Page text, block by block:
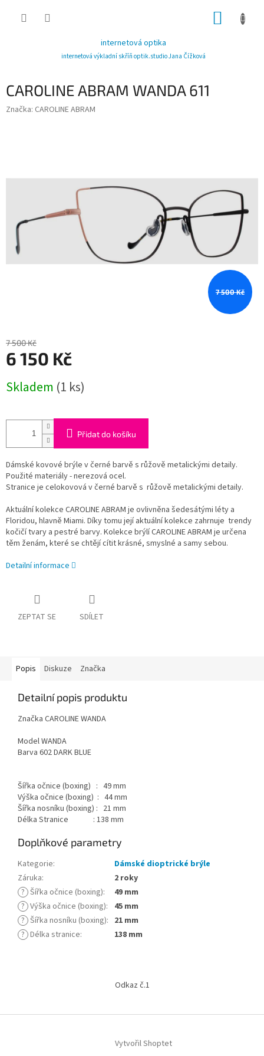
internetová optika
internetová výkladní skříň optik.studio Jana Čížková
CAROLINE ABRAM WANDA 611
Značka: CAROLINE ABRAM
7 500 Kč
7 500 Kč
6 150 Kč
cena:
Skladem (1 ks)
Přidat do košíku
Dámské kovové brýle v černé barvě s růžově metalickými detaily.
Použité materiály - nerezová ocel.
Stranice je celokovová v černé barvě s růžově metalickými detaily.
Aktuální kolekce CAROLINE ABRAM je ovlivněna šedesátými léty a
Floridou, hlavně Miami. Díky tomu její aktuální kolekce zahrnuje trendy
kočičí tvary a pestré barvy. Kolekce brýlí CAROLINE ABRAM je určena
těm ženám, které se chtějí cítit krásné, smyslné a samy sebou.
Detailní informace
ZEPTAT SE SDÍLET
Popis Diskuze Značka
Detailní popis produktu
Značka CAROLINE WANDA
Model WANDA
Barva 602 DARK BLUE
Šířka očnice (boxing) : 49 mm
Výška očnice (boxing) : 44 mm
Šířka nosníku (boxing) : 21 mm
Délka Stranice : 138 mm
Doplňkové parametry
Kategorie:
Dámské dioptrické brýle
Záruka:
2 roky
? Šířka očnice (boxing):
49 mm
? Výška očnice (boxing):
45 mm
? Šířka nosníku (boxing): 21 mm
? Délka stranice: 138 mm
Odkaz č.1
Vytvořil Shoptet